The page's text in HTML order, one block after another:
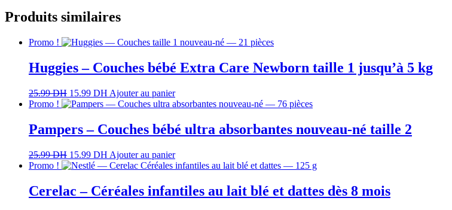
Produits similaires
Promo !
Huggies – Couches bébé Extra Care Newborn taille 1 jusqu’à 5 kg
25.99DH 15.99 DH Ajouter au panier
Promo !
Pampers – Couches bébé ultra absorbantes nouveau-né taille 2
25.99DH 15.99 DH Ajouter au panier
Promo !
Cerelac – Céréales infantiles au lait blé et dattes dès 8 mois